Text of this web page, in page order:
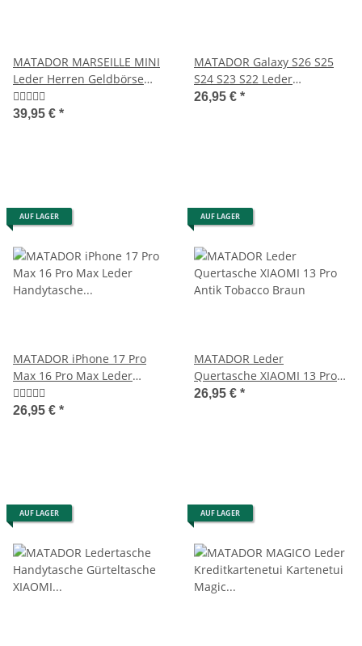
MATADOR MARSEILLE MINI
Leder Herren Geldbörse
Börse Klein RFID
39,95 € *
MATADOR Galaxy S26 S25
S24 S23 S22 Leder
Gürteltasche Antik Braun
26,95 € *
AUF LAGER
MATADOR iPhone 17 Pro
Max 16 Pro Max Leder
Handytasche Antik Braun
26,95 € *
AUF LAGER
MATADOR Leder
Quertasche XIAOMI 13 Pro
Antik Tobacco Braun
26,95 € *
AUF LAGER AUF LAGER